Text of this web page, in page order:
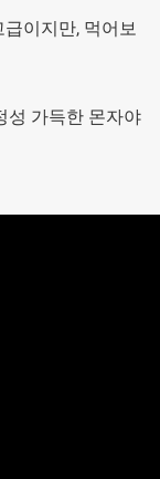
이지만, 먹어보
성 가득한 몬자야